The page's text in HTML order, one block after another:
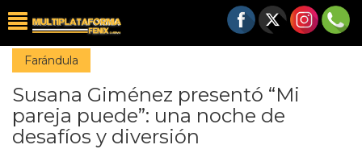
Farándula
Susana Giménez presentó “Mi
pareja puede”: una noche de
desafíos y diversión